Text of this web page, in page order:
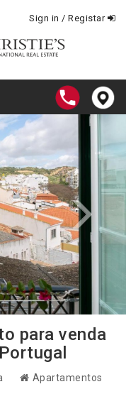
Sign in / Registar
para venda
Apartamentos